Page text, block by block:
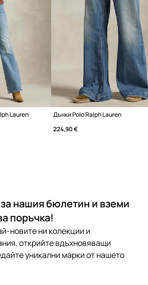
Lauren
Дънки Polo Ralph Lauren
224,90 €
нашия бюлетин и вземи
поръчка!
новите ни колекции и
открийте вдъхновяващи
уникални марки от нашето